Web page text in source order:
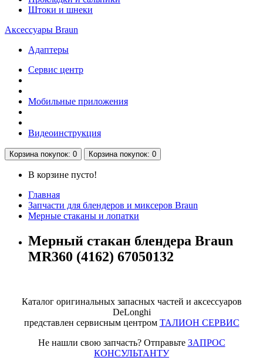
Штоки и шнеки
Аксессуары Braun
Адаптеры
Сервис центр
Мобильные приложения
Видеоинструкция
Корзинапокупок: 0 Корзинапокупок: 0
В корзине пусто!
Главная
Запчасти для блендеров и миксеров Braun
Мерные стаканы и лопатки
Мерный стакан блендера Braun
MR360 (4162) 67050132
Каталог оригинальных запасных частей и аксессуаров
DeLonghi
представлен сервисным центром ТАЛИОН СЕРВИС
Не нашли свою запчасть? Отправьте ЗАПРОС
КОНСУЛЬТАНТУ